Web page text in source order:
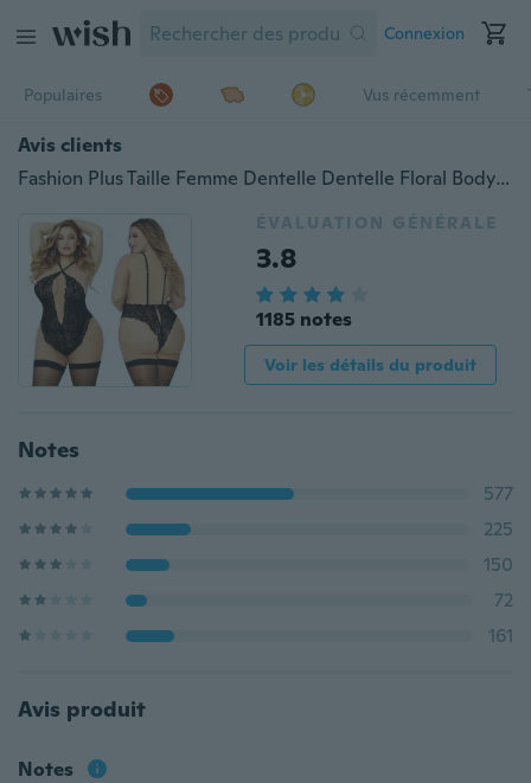
Connexion
Populaires Vus récemment
Avis clients
Fashion Plus Taille Femme Dentelle Dentelle Floral Body sans manches Nuisette Sous-vêtements Lingeries(3XL,4XL,5XL)
ÉVALUATION GÉNÉRALE
3.8
1185 notes
Voir les détails du produit
Notes
577
225
150
72
161
Avis produit
Notes